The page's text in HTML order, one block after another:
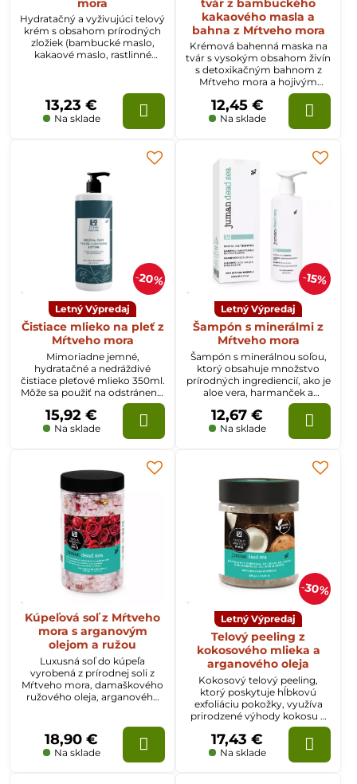
Hydratačný a vyživujúci telový
krém s obsahom prírodných
zložiek (bambucké maslo,
kakaové maslo, rastlinné
vôňou granátového jablka.
Na sklade
13,23 €
kakaového masla a
bahna z Mŕtveho mora
Krémová bahenná maska na
tvár s vysokým obsahom živín
s detoxikačným bahnom z
Mŕtveho mora a hojivým
bambuckým maslom na
čistenie pleti.
Na sklade
12,45 €
20%
Letný Výpredaj
Čistiace mlieko na pleť z
Mŕtveho mora
Mimoriadne jemné,
hydratačné a nedráždivé
čistiace pleťové mlieko 350ml.
Môže sa použiť na odstránenie
make-upu a vytiahnutie
nečistôt upchávajúcich
pokožku, čím zaisťuje efekt
hĺbkovej hydratácie.
Na sklade
15,92 €
15%
Letný Výpredaj
Šampón s minerálmi z
Mŕtveho mora
Šampón s minerálnou soľou,
ktorý obsahuje množstvo
prírodných ingrediencií, ako je
aloe vera, harmanček a
esenciálne oleje a jedinečný
prídavok soli z Mŕtveho mora,
čistí, vyživuje a zjemňuje vlasy
a hydratuje pokožku hlavy.
Na sklade
12,67 €
Kúpeľová soľ z Mŕtveho
mora s arganovým
olejom a ružou
Luxusná soľ do kúpeľa
vyrobená z prírodnej soli z
Mŕtveho mora, damaškového
ružového oleja, arganového
Na sklade
18,90 €
30%
Letný Výpredaj
Telový peeling z
kokosového mlieka a
arganového oleja
Kokosový telový peeling,
ktorý poskytuje hĺbkovú
exfoliáciu pokožky, využíva
prirodzené výhody kokosu a
upokojuje, vyživuje unavenú
pokožku.
Na sklade
17,43 €